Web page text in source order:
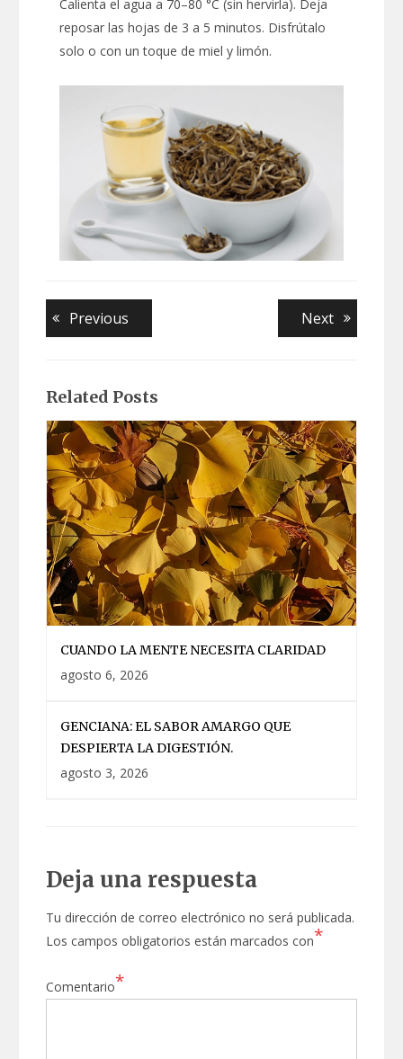
Calienta el agua a 70–80 °C (sin hervirla). Deja
reposar las hojas de 3 a 5 minutos. Disfrútalo
solo o con un toque de miel y limón.
Navegación
de
Previous NextNext
Related Posts
CUANDO LA MENTE NECESITA CLARIDAD
agosto 6, 2026
GENCIANA: EL SABOR AMARGO QUE
DESPIERTA LA DIGESTIÓN.
agosto 3, 2026
Deja una respuesta
Tu dirección de correo electrónico no será publicada.
Los campos obligatorios están marcados con*
Comentario*